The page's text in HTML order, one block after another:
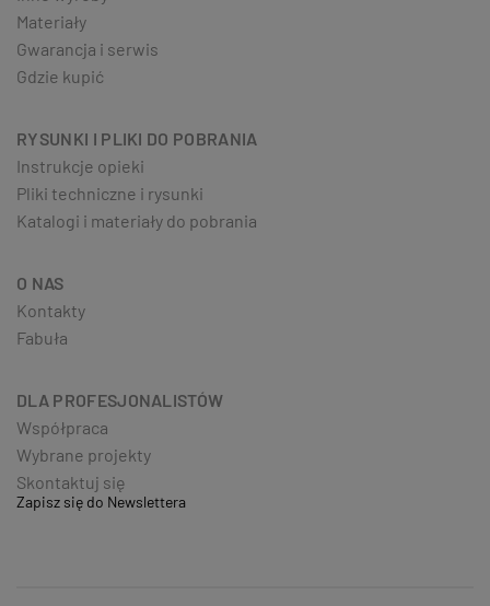
Materiały
Gwarancja i serwis
Gdzie kupić
RYSUNKI I PLIKI DO POBRANIA
Instrukcje opieki
Pliki techniczne i rysunki
Katalogi i materiały do pobrania
O NAS
Kontakty
Fabuła
DLA PROFESJONALISTÓW
Współpraca
Wybrane projekty
Skontaktuj się
Zapisz się do Newslettera